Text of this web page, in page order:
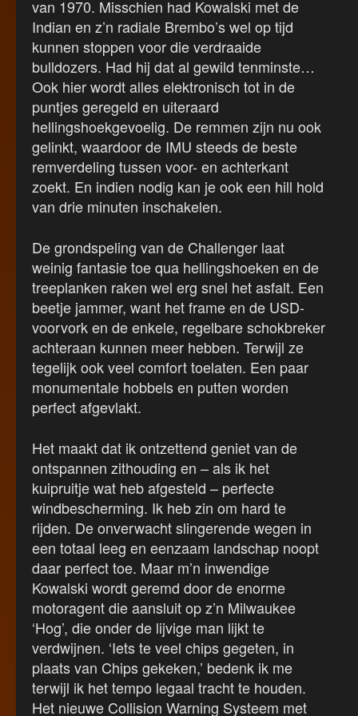
van 1970. Misschien had Kowalski met de
Indian en z’n radiale Brembo’s wel op tijd
kunnen stoppen voor die verdraaide
bulldozers. Had hij dat al gewild tenminste…
Ook hier wordt alles elektronisch tot in de
puntjes geregeld en uiteraard
hellingshoekgevoelig. De remmen zijn nu ook
gelinkt, waardoor de IMU steeds de beste
remverdeling tussen voor- en achterkant
zoekt. En indien nodig kan je ook een hill hold
van drie minuten inschakelen.
De grondspeling van de Challenger laat
weinig fantasie toe qua hellingshoeken en de
treeplanken raken wel erg snel het asfalt. Een
beetje jammer, want het frame en de USD-
voorvork en de enkele, regelbare schokbreker
achteraan kunnen meer hebben. Terwijl ze
tegelijk ook veel comfort toelaten. Een paar
monumentale hobbels en putten worden
perfect afgevlakt.
Het maakt dat ik ontzettend geniet van de
ontspannen zithouding en – als ik het
kuipruitje wat heb afgesteld – perfecte
windbescherming. Ik heb zin om hard te
rijden. De onverwacht slingerende wegen in
een totaal leeg en eenzaam landschap noopt
daar perfect toe. Maar m’n inwendige
Kowalski wordt geremd door de enorme
motoragent die aansluit op z’n Milwaukee
‘Hog’, die onder de lijvige man lijkt te
verdwijnen. ‘Iets te veel chips gegeten, in
plaats van Chips gekeken,’ bedenk ik me
terwijl ik het tempo legaal tracht te houden.
Het nieuwe Collision Warning Systeem met